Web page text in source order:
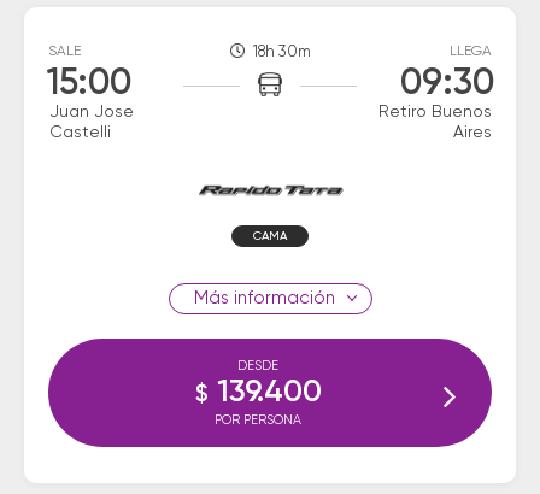
SALE
15:00
Juan Jose
Castelli
18h 30m LLEGA
09:30
Retiro Buenos
Aires
CAMA
información
DESDE
$ 139.400
POR PERSONA